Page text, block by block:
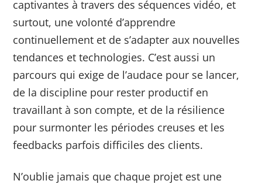
captivantes à travers des séquences vidéo, et
surtout, une volonté d’apprendre
continuellement et de s’adapter aux nouvelles
tendances et technologies. C’est aussi un
parcours qui exige de l’audace pour se lancer,
de la discipline pour rester productif en
travaillant à son compte, et de la résilience
pour surmonter les périodes creuses et les
feedbacks parfois difficiles des clients.
N’oublie jamais que chaque projet est une